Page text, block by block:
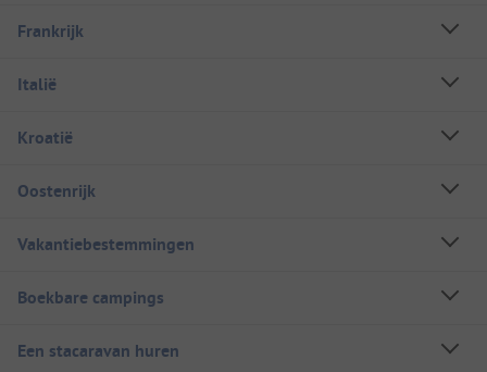
Frankrijk
Italië
Kroatië
Oostenrijk
Vakantiebestemmingen
Boekbare campings
Een stacaravan huren